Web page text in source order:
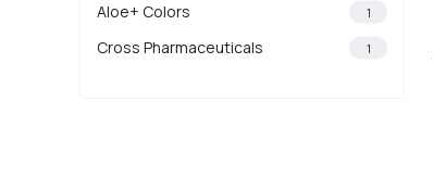
Aloe+ Colors 1
Cross Pharmaceuticals 1